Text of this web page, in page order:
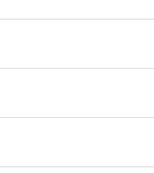
いて
おらず、 処理を実行できません